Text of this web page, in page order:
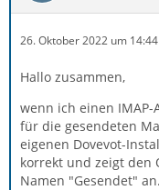
26. Oktober 2022 um 14:44
Hallo zusammen,
wenn ich einen
für die gesendeten
eigenen Dovevot-
korrekt und zeigt
Namen "Gesendet" an.